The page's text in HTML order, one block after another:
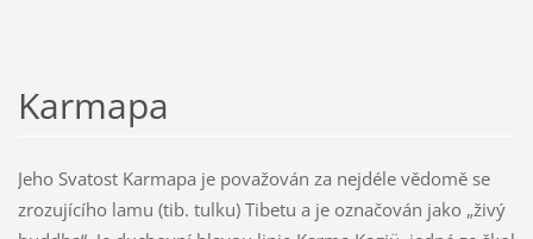
Karmapa
Jeho Svatost Karmapa je považován za nejdéle vědomě se
zrozujícího lamu (tib. tulku) Tibetu a je označován jako „živý